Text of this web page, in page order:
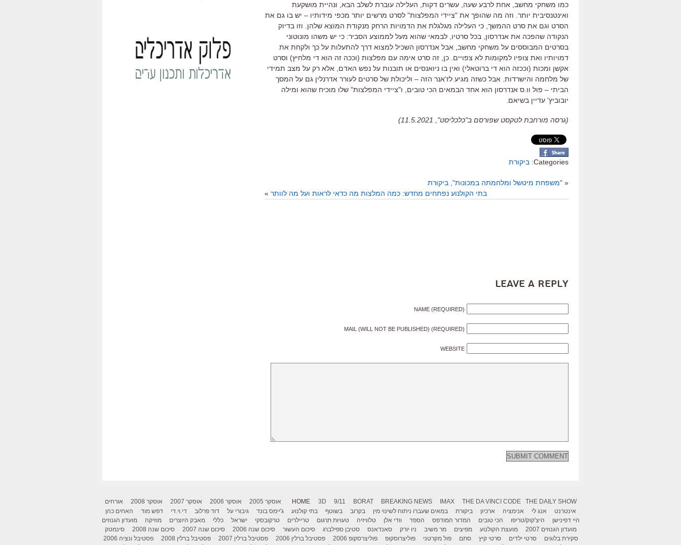
כמו משחקי מחשב, אחת לרבע שעה, עשרים דקות, העלילה עוברת לשלב הבא, ונהיית מושקעת
ואינטנסיבית יותר. וזה מה שהופך את "ציידי המפלצות" לסרט מרשים יותר מכפי מידותיו – יש בו גם את
הסרט וגם את סרט ההמשך, כי העלילה מגלגלת את הדמויות הרחק מנקודת המוצא שלהן. וזו בדיוק
הנקודה שהפכה את אנדרסון, בכל סרטיו, לבמאי שהוא מעל לממוצע הסביר: כי יש משהו מונוטוני
בסרטים המבוססים על משחקי מחשב, אבל אנדרסון השכיל למצוא דרך להתעלות על כך ולקחת את
דמויותיו ואת צופיו למקומות לא צפויים. כן, זה סרט אימה עם מפלצות (וככה זה הוא די מלחיץ) וסרט
אקשן ומכות (וככזה הוא די ברוטאלי) ואין בו ניואנסים או תובנות על נפש האדם, אלא רק על מצב תמידי
של מלחמה והישרדות. אבל כשזה מגיע לז'אנר הזה – וליכולת של סרטים לעורר אדרנלין גם על המסך
הביתי – פול וו.ס אנדרסון הוא אחד הבמאים הכי טובים, ו"ציידי המפלצות" שלו מוכיח שהוא ומילה
יובוביץ' עדיין בשיאם.
(גרסה מורחבת לטקסט שפורסם ב"כלכליסט", 11.5.2021)
Categories: ביקורת
« "משפחת מיטשל ומלחמתה במכונות", ביקורת
בתי הקולנוע נפתחים מחדש: כמה המלצות מה כדאי לראות ועל מה לוותר »
Leave a Reply
NAME (REQUIRED)
MAIL (WILL NOT BE PUBLISHED) (REQUIRED)
WEBSITE
HOME 3D 9/11 BORAT BREAKING NEWS IMAX THE DA VINCI CODE THE DAILY SHOW אוסקר 2005 אוסקר 2006 אוסקר 2007 אוסקר 2008
אורחים
אינטרנט
אנג לי אנימציה ארכיון ביקורת במאים שעברו ניתוח לשינוי מין בקרוב בשוטף בתי קולנוע ג'יימס בונד גיבורי על דוד פרלוב די.וי.די דפש מוד
האחים כהן
היי דפינישן
היצ'קוק/טריפו הכי טובים המדור המודפס הספד וודי אלן טלוויזיה טעויות תרגום טריילרים טרקובסקי ישראל כללי מאבק היוצרים מוזיקה
מועדון הגנוזים
מועדון הגנוזים 2007
מועצת הקולנוע מפיצים מר משיב ניו יורק סאנדאנס סטיבן ספילברג סיכום העשור סיכום שנה 2006 סיכום שנה 2007 סיכום שנה 2008
סינמטק
סקירת בלוגים
סרטי ילדים סרטי קיץ סתם פול מקרטני פוליצרוסקופ פוליצרסקופ 2006 פסטיבל ברלין 2006 פסטיבל ברלין 2007 פסטיבל ברלין 2008
פסטיבל ונציה 2006